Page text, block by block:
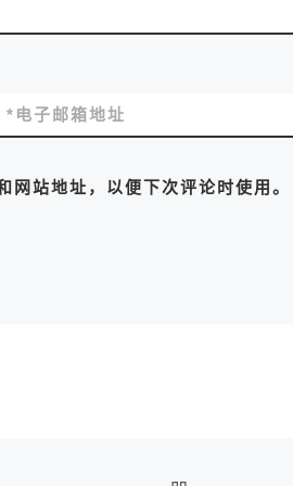
电子邮箱地址
*
站地址，以便下次评论时使用。